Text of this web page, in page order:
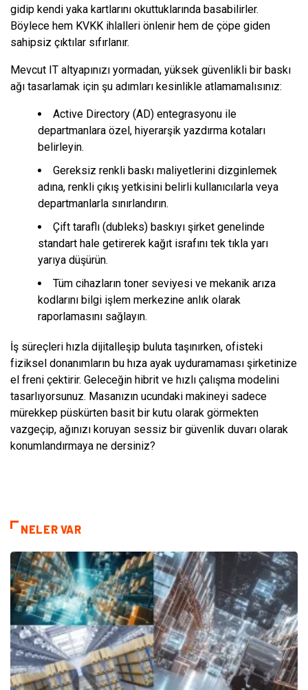
gidip kendi yaka kartlarını okuttuklarında basabilirler.
Böylece hem KVKK ihlalleri önlenir hem de çöpe giden
sahipsiz çıktılar sıfırlanır.
Mevcut IT altyapınızı yormadan, yüksek güvenlikli bir baskı
ağı tasarlamak için şu adımları kesinlikle atlamamalısınız:
Active Directory (AD) entegrasyonu ile
departmanlara özel, hiyerarşik yazdırma kotaları
belirleyin.
Gereksiz renkli baskı maliyetlerini dizginlemek
adına, renkli çıkış yetkisini belirli kullanıcılarla veya
departmanlarla sınırlandırın.
Çift taraflı (dubleks) baskıyı şirket genelinde
standart hale getirerek kağıt israfını tek tıkla yarı
yarıya düşürün.
Tüm cihazların toner seviyesi ve mekanik arıza
kodlarını bilgi işlem merkezine anlık olarak
raporlamasını sağlayın.
İş süreçleri hızla dijitalleşip buluta taşınırken, ofisteki
fiziksel donanımların bu hıza ayak uyduramaması şirketinize
el freni çektirir. Geleceğin hibrit ve hızlı çalışma modelini
tasarlıyorsunuz. Masanızın ucundaki makineyi sadece
mürekkep püskürten basit bir kutu olarak görmekten
vazgeçip, ağınızı koruyan sessiz bir güvenlik duvarı olarak
konumlandırmaya ne dersiniz?
NELER VAR